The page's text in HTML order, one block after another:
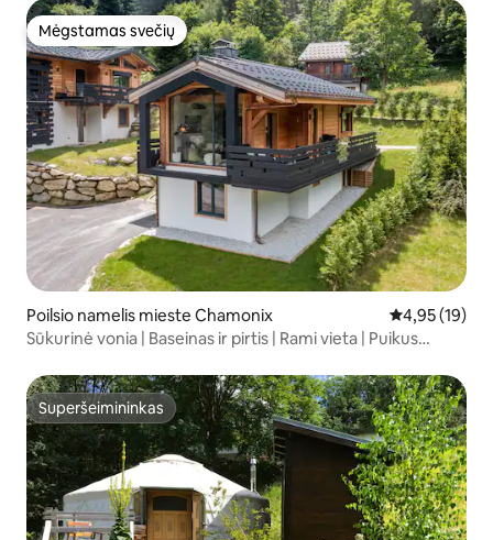
Mėgstamas svečių
Mėgstamas svečių
Poilsio namelis mieste Chamonix Vidutinis
4,95 (19)
Sūkurinė vonia | Baseinas ir pirtis | Rami vieta | Puikus
Superšeimininkas
Superšeimininkas